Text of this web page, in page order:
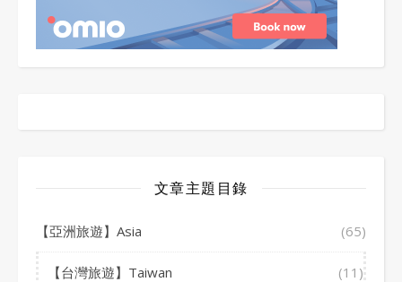
文章主題目錄
【亞洲旅遊】Asia (65)
【台灣旅遊】Taiwan (11)